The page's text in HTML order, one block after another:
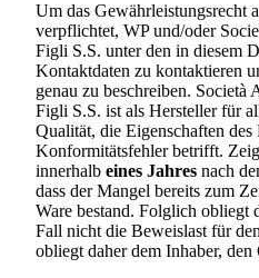
Um das Gewährleistungsrecht
verpflichtet, WP und/oder
Figli S.S. unter den in diesem
Kontaktdaten zu kontaktieren
genau zu beschreiben. Società
Figli S.S. ist als Hersteller für
Qualität, die Eigenschaften
Konformitätsfehler betrifft.
innerhalb eines Jahres nach
dass der Mangel bereits zum
Ware bestand. Folglich obliegt
Fall nicht die Beweislast für
obliegt daher dem Inhaber,